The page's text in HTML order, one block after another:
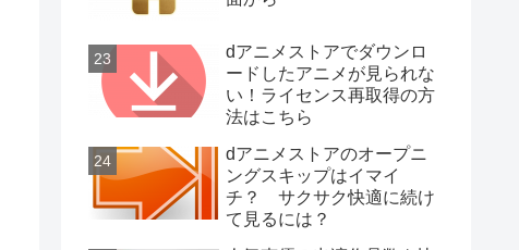
dアニメストアでダウンロ
ードしたアニメが見られな
い！ライセンス再取得の方
法はこちら
dアニメストアのオープニ
ングスキップはイマイ
チ？ サクサク快適に続け
て見るには？